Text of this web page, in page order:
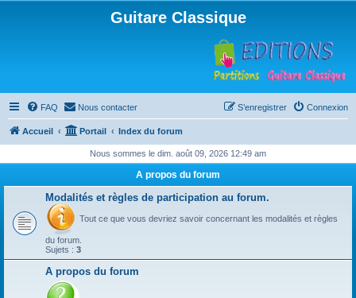
Guitare Classique
FAQ Nous contacter Connexion
S’enregistrer
Accueil Portail Index du forum
Nous sommes le dim. août 09, 2026 12:49 am
A propos du forum
Modalités et règles de participation au forum.
Tout ce que vous devriez savoir concernant les modalités et règles
du forum.
Sujets : 3
A propos du forum